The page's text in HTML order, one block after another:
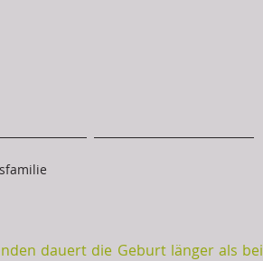
dauert die Geburt länger als bei